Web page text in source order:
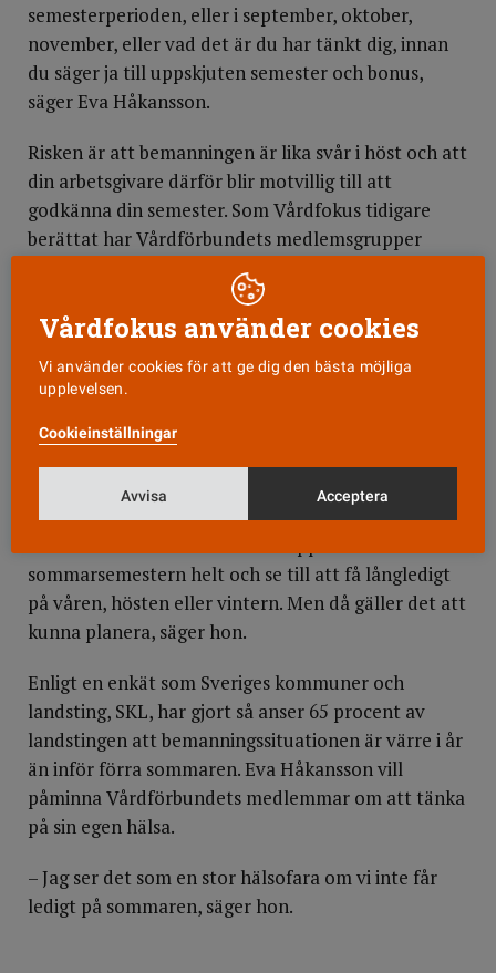
semesterperioden, eller i september, oktober,
november, eller vad det är du har tänkt dig, innan
du säger ja till uppskjuten semester och bonus,
säger Eva Håkansson.
Risken är att bemanningen är lika svår i höst och att
din arbetsgivare därför blir motvillig till att
godkänna din semester. Som Vårdfokus tidigare
berättat har Vårdförbundets medlemsgrupper
redan i dag omkring 800 000
Bäst för dig?
Eva Håkansson har egen erfarenhet av att skjuta på
smakade mer än vad det kostade. Det är lätt att bli
förblindad av siffror, men efter skatt handlar det
inte om så mycket pengar.
sommarsemestern helt och se till att få långledigt
på våren, hösten eller vintern. Men då gäller det att
kunna planera, säger hon.
Enligt en enkät som Sveriges kommuner och
landsting, SKL, har gjort så anser 65 procent av
landstingen att bemanningssituationen är värre i år
än inför förra sommaren. Eva Håkansson vill
påminna Vårdförbundets medlemmar om att tänka
på sin egen hälsa.
– Jag ser det som en stor hälsofara om vi inte får
ledigt på sommaren, säger hon.
Vårdfokus använder cookies
Vi använder cookies för att ge dig den bästa möjliga
upplevelsen.
Cookieinställningar
Avvisa Acceptera